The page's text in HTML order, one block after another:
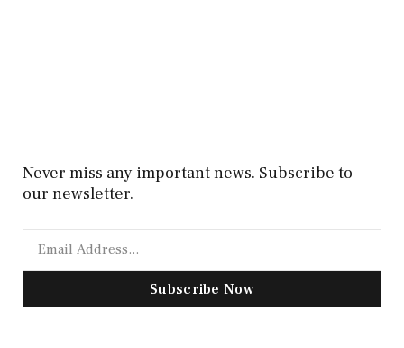
Never miss any important news. Subscribe to
our newsletter.
Subscribe Now